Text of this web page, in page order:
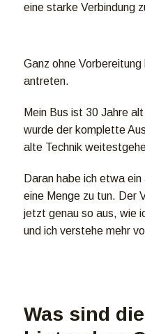
eine starke Verbindung
Ganz ohne
antreten.
Mein Bus ist 30 Jahre
wurde der komplette
alte Technik
Daran habe ich etwa
eine Menge zu tun. Der
jetzt genau so aus, wie
und ich verstehe mehr
Was sind